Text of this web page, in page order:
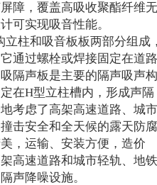
障，覆盖高吸收聚酯纤维无
可实现吸音性能。
柱和吸音板板两部分组成
通过螺栓或焊接固定在道路
隔声板是主要的隔声吸声构
在H型立柱槽内，形成声隔
考虑了高架高速道路、城市
击安全和全天候的露天防腐
，运输、安装方便，造价
高速道路和城市轻轨、地铁
声降噪设施。